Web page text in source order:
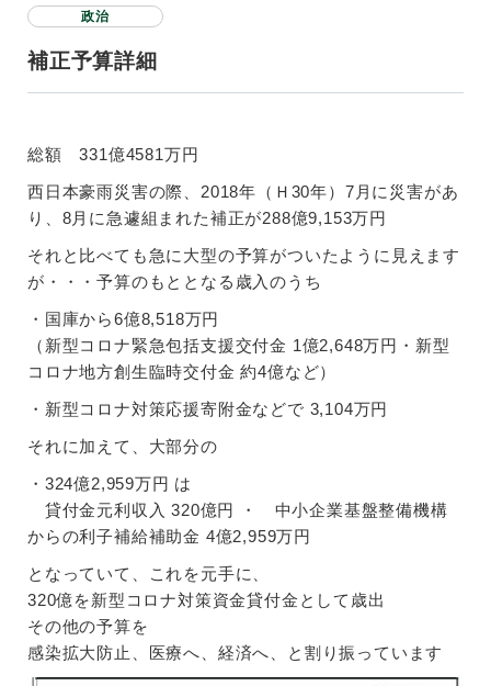
政治
補正予算詳細
総額 331億4581万円
西日本豪雨災害の際、2018年（Ｈ30年）7月に災害があ
り、8月に急遽組まれた補正が288億9,153万円
それと比べても急に大型の予算がついたように見えます
が・・・予算のもととなる歳入のうち
・国庫から6億8,518万円
（新型コロナ緊急包括支援交付⾦ 1億2,648万円・新型
コロナ地⽅創⽣臨時交付⾦ 約4億など）
・新型コロナ対策応援寄附⾦などで 3,104万円
それに加えて、大部分の
・324億2,959万円 は
貸付⾦元利収⼊ 320億円 ・ 中小企業基盤整備機構
からの利⼦補給補助⾦ 4億2,959万円
となっていて、これを元手に、
320億を新型コロナ対策資⾦貸付⾦として歳出
その他の予算を
感染拡大防止、医療へ、経済へ、と割り振っています